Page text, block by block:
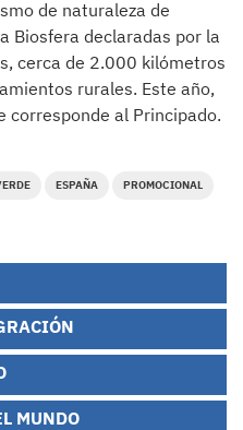
de naturaleza de
Biosfera declaradas por la
cerca de 2.000 kilómetros
rurales. Este año,
corresponde al Principado.
ESPAÑA PROMOCIONAL
MUNDO